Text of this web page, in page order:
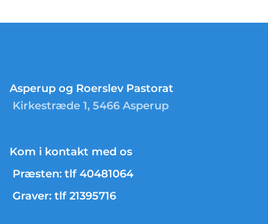
Asperup og Roerslev Pastorat
Kirkestræde 1, 5466 Asperup
Kom i kontakt med os
Præsten: tlf 40481064
Graver: tlf 21395716